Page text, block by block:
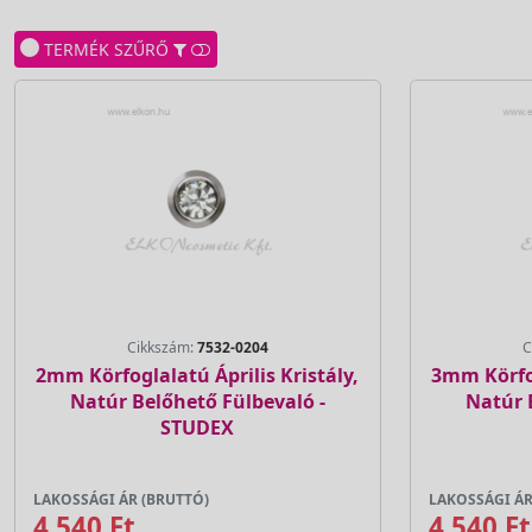
TERMÉK SZŰRŐ
Cikkszám:7532-0204
2mm Körfoglalatú Április Kristály,
Natúr Belőhető Fülbevaló -
STUDEX
LAKOSSÁGI ÁR (BRUTTÓ)
3mm
Natúr
LAKOSSÁGI ÁR